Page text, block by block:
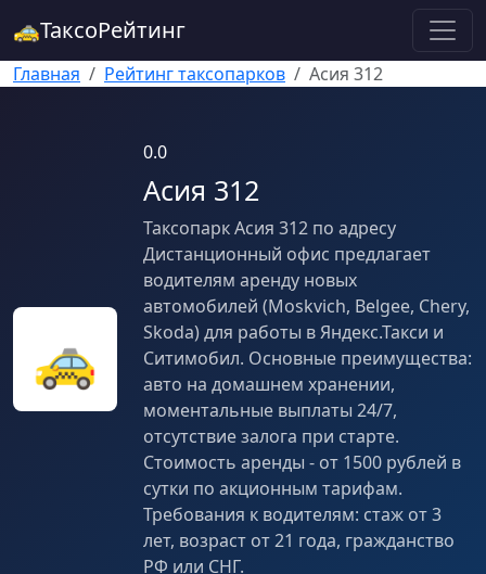
🚕ТаксоРейтинг
Главная Рейтинг таксопарков Асия 312
🚕
0.0
Асия 312
Таксопарк Асия 312 по адресу
Дистанционный офис предлагает
водителям аренду новых
автомобилей (Moskvich, Belgee, Chery,
Skoda) для работы в Яндекс.Такси и
Ситимобил. Основные преимущества:
авто на домашнем хранении,
моментальные выплаты 24/7,
отсутствие залога при старте.
Стоимость аренды - от 1500 рублей в
сутки по акционным тарифам.
Требования к водителям: стаж от 3
лет, возраст от 21 года, гражданство
РФ или СНГ.